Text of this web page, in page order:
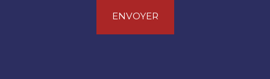
ENVOYER